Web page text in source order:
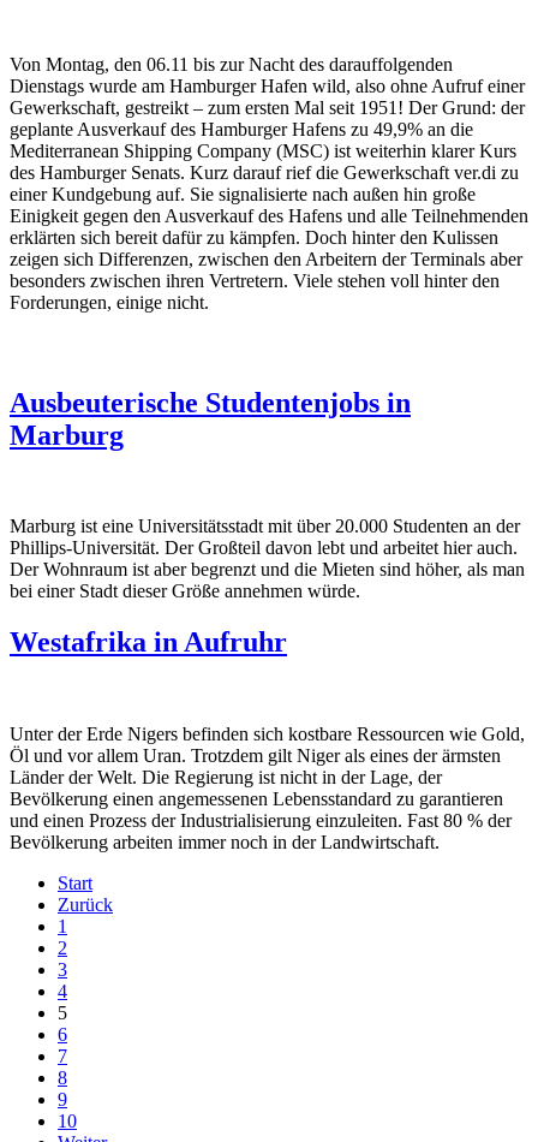
Von Montag, den 06.11 bis zur Nacht des darauffolgenden
Dienstags wurde am Hamburger Hafen wild, also ohne Aufruf einer
Gewerkschaft, gestreikt – zum ersten Mal seit 1951! Der Grund: der
geplante Ausverkauf des Hamburger Hafens zu 49,9% an die
Mediterranean Shipping Company (MSC) ist weiterhin klarer Kurs
des Hamburger Senats. Kurz darauf rief die Gewerkschaft ver.di zu
einer Kundgebung auf. Sie signalisierte nach außen hin große
Einigkeit gegen den Ausverkauf des Hafens und alle Teilnehmenden
erklärten sich bereit dafür zu kämpfen. Doch hinter den Kulissen
zeigen sich Differenzen, zwischen den Arbeitern der Terminals aber
besonders zwischen ihren Vertretern. Viele stehen voll hinter den
Forderungen, einige nicht.
Ausbeuterische Studentenjobs in
Marburg
Marburg ist eine Universitätsstadt mit über 20.000 Studenten an der
Phillips-Universität. Der Großteil davon lebt und arbeitet hier auch.
Der Wohnraum ist aber begrenzt und die Mieten sind höher, als man
bei einer Stadt dieser Größe annehmen würde.
Westafrika in Aufruhr
Unter der Erde Nigers befinden sich kostbare Ressourcen wie Gold,
Öl und vor allem Uran. Trotzdem gilt Niger als eines der ärmsten
Länder der Welt. Die Regierung ist nicht in der Lage, der
Bevölkerung einen angemessenen Lebensstandard zu garantieren
und einen Prozess der Industrialisierung einzuleiten. Fast 80 % der
Bevölkerung arbeiten immer noch in der Landwirtschaft.
Start
Zurück
1
2
3
4
5
6
7
8
9
10